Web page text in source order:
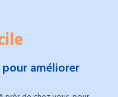
améliorer